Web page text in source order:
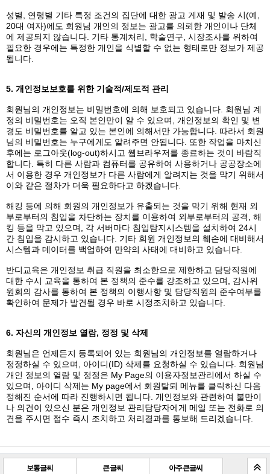
성별, 연령별 기타 특정 조건의 집단에 대한 광고 게재 및 발송 시(예,
20대 여자)에도 회원님 개인의 정보는 광고를 의뢰한 개인이나 단체
에 제공되지 않습니다. 기타 통계처리, 학술연구, 시장조사를 위하여
필요한 경우에는 특정한 개인을 식별할 수 없는 형태로만 정보가 제공
됩니다.
5. 개인정보보호를 위한 기술적/제도적 관리
회원님의 개인정보는 비밀번호에 의해 보호되고 있습니다. 회원님 계
정의 비밀번호는 오직 본인만이 알 수 있으며, 개인정보의 확인 및 변
경도 비밀번호를 알고 있는 본인에 의해서만 가능합니다. 따라서 회원
님의 비밀번호는 누구에게도 알려주면 안됩니다. 또한 작업을 마치신
후에는 로그아웃(log-out)하시고 웹브라우저를 종료하는 것이 바람직
합니다. 특히 다른 사람과 컴퓨터를 공유하여 사용하거나 공공장소에
서 이용한 경우 개인정보가 다른 사람에게 알려지는 것을 막기 위해서
이와 같은 절차가 더욱 필요하다고 하겠습니다.
해킹 등에 의해 회원의 개인정보가 유출되는 것을 막기 위해 현재 외
부로부터의 침입을 차단하는 장치를 이용하여 외부로부터의 공격, 해
킹 등을 막고 있으며, 각 서버마다 침입탐지시스템을 설치하여 24시
간 침입을 감시하고 있습니다. 기타 회원 개인정보의 훼손에 대비해서
시스템과 데이터를 백업하여 만약의 사태에 대비하고 있습니다.
반디교육은 개인정보 취급 직원을 최소한으로 제한하고 담당직원에
대한 수시 교육을 통하여 본 정책의 준수를 강조하고 있으며, 감사위
원회의 감사를 통하여 본 정책의 이행사항 및 담당직원의 준수여부를
확인하여 문제가 발견될 경우 바로 시정조치하고 있습니다.
6. 자신의 개인정보 열람, 정정 및 삭제
회원님은 언제든지 등록되어 있는 회원님의 개인정보를 열람하거나
정정하실 수 있으며, 아이디(ID) 삭제를 요청하실 수 있습니다. 회원님
개인 정보의 열람 및 정정은 My Page의 이용자정보관리에서 하실 수
있으며, 아이디 삭제는 My page에서 회원탈퇴 메뉴를 클릭하신 다음
정해진 순서에 따라 진행하시면 됩니다. 개인정보와 관련하여 불만이
나 의견이 있으신 분은 개인정보 관리담당자에게 메일 또는 전화로 의
견을 주시면 접수 즉시 조치하고 처리결과를 통보해 드리겠습니다.
보통글씨 큰 글씨 아주 큰 글씨